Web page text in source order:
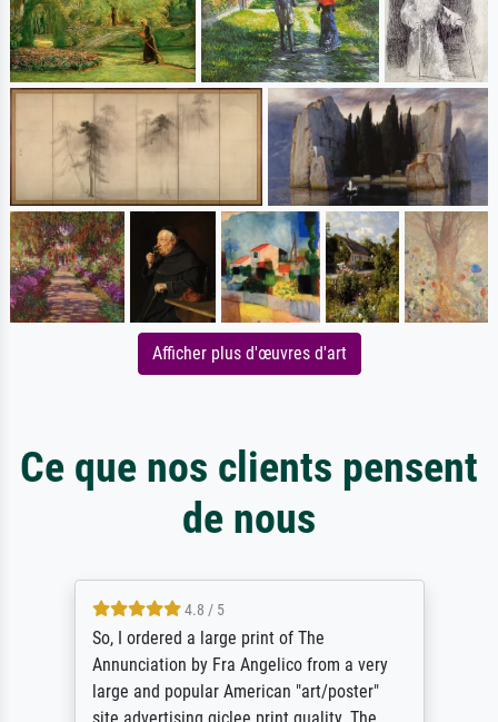
Afficher plus d'œuvres d'art
Ce que nos clients pensent
de nous
4.8 / 5
So, I ordered a large print of The
Annunciation by Fra Angelico from a very
large and popular American "art/poster"